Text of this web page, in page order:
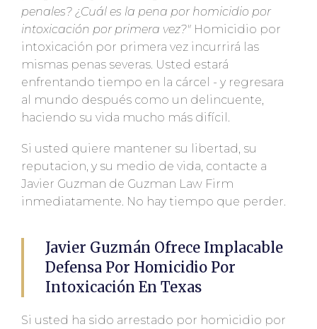
penales? ¿Cuál es la pena por homicidio por
intoxicación por primera vez?" Homicidio por
intoxicación por primera vez incurrirá las
mismas penas severas. Usted estará
enfrentando tiempo en la cárcel - y regresara
al mundo después como un delincuente,
haciendo su vida mucho más difícil.
Si usted quiere mantener su libertad, su
reputacion, y su medio de vida, contacte a
Javier Guzman de Guzman Law Firm
inmediatamente. No hay tiempo que perder.
Javier Guzmán Ofrece Implacable
Defensa Por Homicidio Por
Intoxicación En Texas
Si usted ha sido arrestado por homicidio por